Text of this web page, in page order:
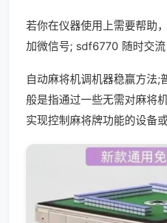
若你在仪器使用上需要帮助
加微信号; sdf6770 随时交流
自动麻将机调机器稳赢方法;
般是指通过一些无需对麻将
实现控制麻将牌功能的设备或